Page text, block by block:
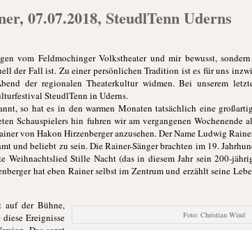
07.07.2018, SteudlTenn Uderns
vom Feldmochinger Volkstheater und mir bewusst,
der Fall ist. Zu einer persönlichen Tradition ist es für uns
der regionalen Theaterkultur widmen. Bei unserem
SteudlTenn in Uderns.
so hat es in den warmen Monaten tatsächlich eine
Schauspielers hin fuhren wir am vergangenen Wochenende
von Hakon Hirzenberger anzusehen. Der Name Ludwig
und beliebt zu sein. Die Rainer-Sänger brachten im 19.
Weihnachtslied Stille Nacht (das in diesem Jahr sein 200-
hat eben Rainer selbst im Zentrum und erzählt seine
Foto: Christian Wind
auf der Bühne,
Ereignisse